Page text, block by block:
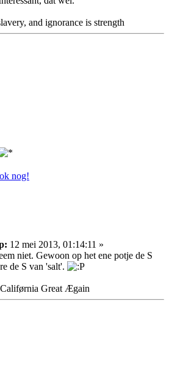
and ignorance is strength
12 mei 2013, 01:14:11 »
niet. Gewoon op het ene potje de S
de S van 'salt'.
Great Ægain